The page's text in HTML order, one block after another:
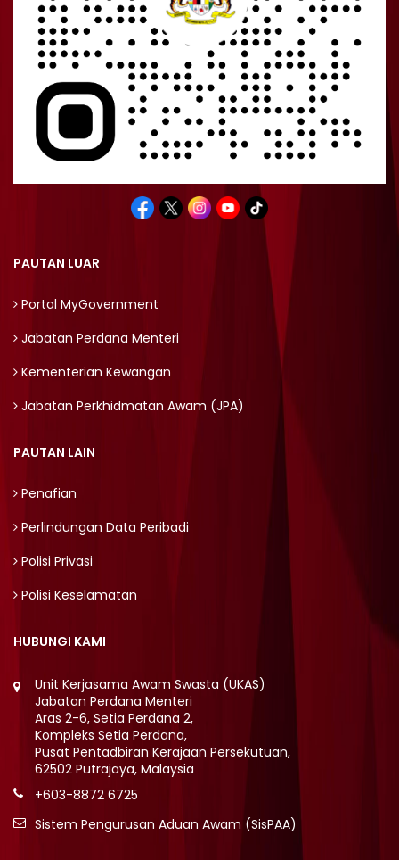
PAUTAN LUAR
Portal MyGovernment
Jabatan Perdana Menteri
Kementerian Kewangan
Jabatan Perkhidmatan Awam (JPA)
PAUTAN LAIN
Penafian
Perlindungan Data Peribadi
Polisi Privasi
Polisi Keselamatan
HUBUNGI KAMI
Unit Kerjasama Awam Swasta (UKAS)
Jabatan Perdana Menteri
Aras 2-6, Setia Perdana 2,
Kompleks Setia Perdana,
Pusat Pentadbiran Kerajaan Persekutuan,
62502 Putrajaya, Malaysia
+603-8872 6725
Sistem Pengurusan Aduan Awam (SisPAA)